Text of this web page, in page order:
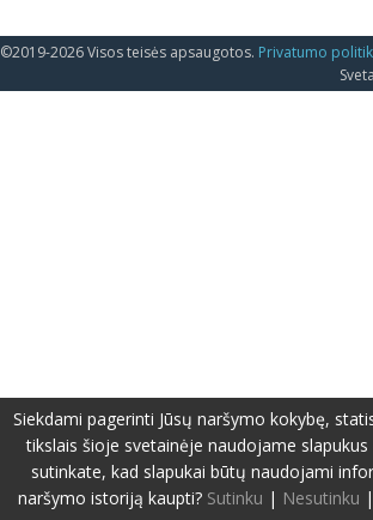
©2019-2026 Visos teisės apsaugotos. Privatumo
Siekdami pagerinti Jūsų naršymo kokybę,
tikslais šioje svetainėje naudojame slapukus
sutinkate, kad slapukai būtų naudojami
naršymo istoriją kaupti? Sutinku | Nesutinku |